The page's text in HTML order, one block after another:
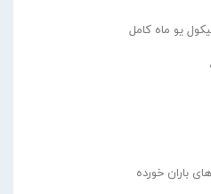
یو ماه کامل
باران خورده